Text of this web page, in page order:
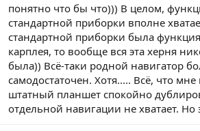
понятно что бы что))) В целом,
стандартной приборки вполне
стандартной приборки была
карплея, то вообще вся эта херня
была)) Всё-таки родной навигатор
самодостаточен. Хотя..... Всё, что
штатный планшет спокойно
отдельной навигации не хватает. Но